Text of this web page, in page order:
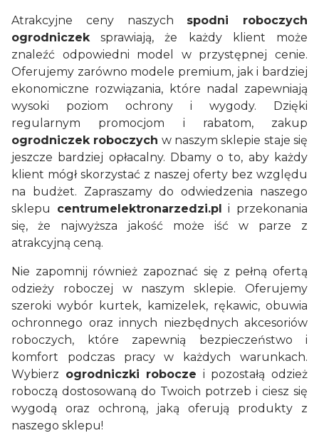
Atrakcyjne ceny naszych spodni roboczych
ogrodniczek sprawiają, że każdy klient może
znaleźć odpowiedni model w przystępnej cenie.
Oferujemy zarówno modele premium, jak i bardziej
ekonomiczne rozwiązania, które nadal zapewniają
wysoki poziom ochrony i wygody. Dzięki
regularnym promocjom i rabatom, zakup
ogrodniczek roboczych w naszym sklepie staje się
jeszcze bardziej opłacalny. Dbamy o to, aby każdy
klient mógł skorzystać z naszej oferty bez względu
na budżet. Zapraszamy do odwiedzenia naszego
sklepu centrumelektronarzedzi.pl i przekonania
się, że najwyższa jakość może iść w parze z
atrakcyjną ceną.
Nie zapomnij również zapoznać się z pełną ofertą
odzieży roboczej w naszym sklepie. Oferujemy
szeroki wybór kurtek, kamizelek, rękawic, obuwia
ochronnego oraz innych niezbędnych akcesoriów
roboczych, które zapewnią bezpieczeństwo i
komfort podczas pracy w każdych warunkach.
Wybierz ogrodniczki robocze i pozostałą odzież
roboczą dostosowaną do Twoich potrzeb i ciesz się
wygodą oraz ochroną, jaką oferują produkty z
naszego sklepu!